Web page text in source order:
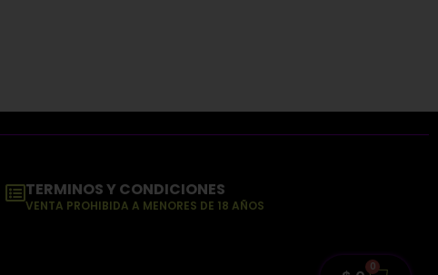
0
TERMINOS Y CONDICIONES
VENTA PROHIBIDA A MENORES DE 18 AÑOS